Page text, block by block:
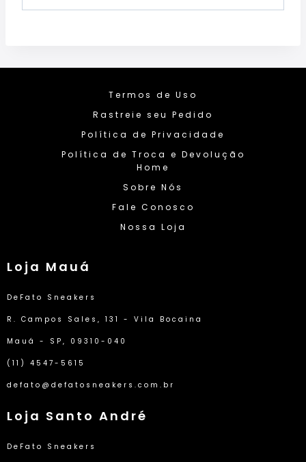
Termos de Uso
Rastreie seu Pedido
Política de Privacidade
Política de Troca e Devolução
Home
Sobre Nós
Fale Conosco
Nossa Loja
Loja Mauá
DeFato Sneakers
R. Campos Sales, 131 - Vila Bocaina
Mauá - SP, 09310-040
(11) 4547-5615
defato@defatosneakers.com.br
Loja Santo André
DeFato Sneakers